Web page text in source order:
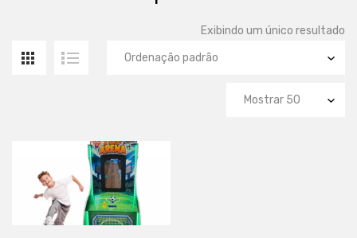
Exibindo um único resultado